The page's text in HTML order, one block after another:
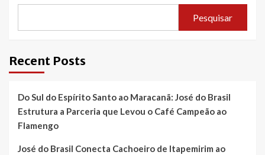
Pesquisar
Recent Posts
Do Sul do Espírito Santo ao Maracanã: José do Brasil
Estrutura a Parceria que Levou o Café Campeão ao
Flamengo
José do Brasil Conecta Cachoeiro de Itapemirim ao